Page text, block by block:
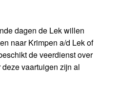
dagen de Lek willen
naar Krimpen a/d Lek of
de veerdienst over
vaartuigen zijn al